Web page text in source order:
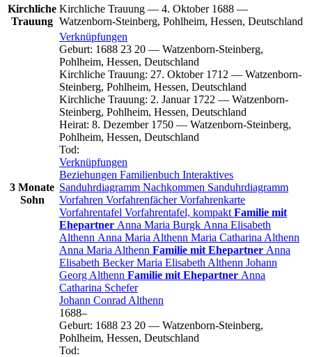
Kirchliche
Trauung
Kirchliche Trauung — 4. Oktober 1688 —
Watzenborn-Steinberg, Pohlheim, Hessen, Deutschland
3 Monate
Sohn
Verknüpfungen
Geburt: 1688 23 20 — Watzenborn-Steinberg,
Pohlheim, Hessen, Deutschland
Kirchliche Trauung: 27. Oktober 1712 — Watzenborn-
Steinberg, Pohlheim, Hessen, Deutschland
Kirchliche Trauung: 2. Januar 1722 — Watzenborn-
Steinberg, Pohlheim, Hessen, Deutschland
Heirat: 8. Dezember 1750 — Watzenborn-Steinberg,
Pohlheim, Hessen, Deutschland
Tod:
Verknüpfungen
Beziehungen Familienbuch Interaktives
Sanduhrdiagramm Nachkommen Sanduhrdiagramm
Vorfahren VorfahrenfächerVorfahrenkarte
Vorfahrentafel Vorfahrentafel, kompakt Familie mit
Ehepartner Anna Maria Burgk Anna Elisabeth
Althenn Anna Maria Althenn Maria Catharina Althenn
Anna Maria Althenn Familie mit Ehepartner Anna
Elisabeth Becker Maria Elisabeth Althenn Johann
Georg Althenn Familie mit Ehepartner Anna
Catharina Schefer
Johann Conrad Althenn
1688–
Geburt: 1688 23 20 — Watzenborn-Steinberg,
Pohlheim, Hessen, Deutschland
Tod: